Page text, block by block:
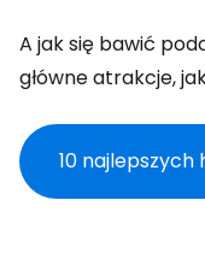
A jak się bawić
główne atrakcje,
10